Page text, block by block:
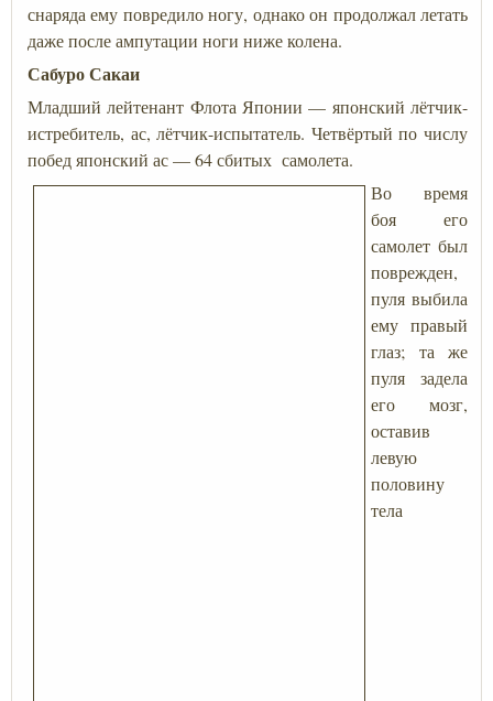
снаряда ему повредило ногу, однако он продолжал летать
даже после ампутации ноги ниже колена.
Сабуро Сакаи
Младший лейтенант Флота Японии — японский лётчик-
истребитель, ас, лётчик-испытатель. Четвёртый по числу
побед японский ас — 64 сбитых самолета.
Во время
боя его
самолет был
поврежден,
пуля выбила
ему правый
глаз; та же
пуля задела
его мозг,
оставив
левую
половину
тела